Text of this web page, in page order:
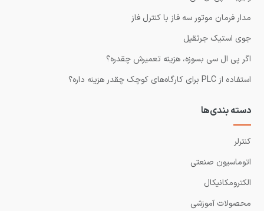
مدار فرمان موتور سه فاز با کنترل فاز
جوی استیک جرثقیل
اگر پی ال سی بسوزه، هزینه تعمیرش چقدره؟
استفاده از PLC برای کارگاه‌های کوچک چقدر هزینه داره؟
دسته بندی‌ها
کنترلر
اتوماسیون صنعتی
الکترومکانیکال
محصولات آموزشی